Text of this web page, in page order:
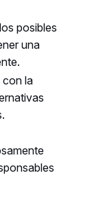
posibles
una
con la